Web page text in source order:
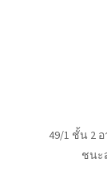
49/1 ชั้น 2
ชนะ